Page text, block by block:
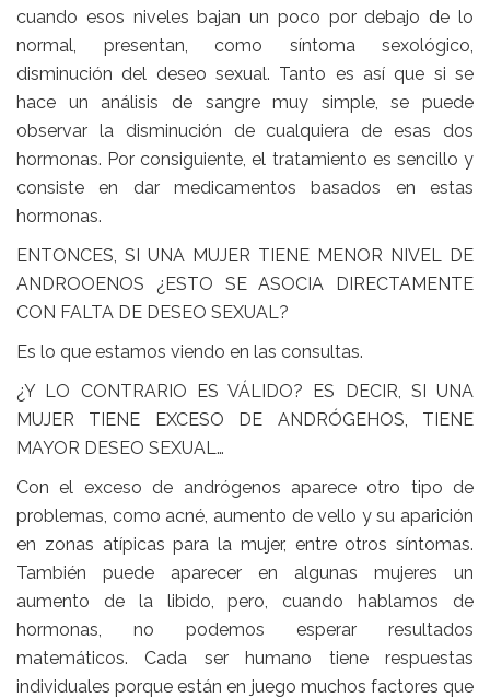
cuando esos niveles bajan un poco por debajo de lo
normal, presentan, como síntoma sexológico,
disminución del deseo sexual. Tanto es así que si se
hace un análisis de sangre muy simple, se puede
observar la disminución de cualquiera de esas dos
hormonas. Por consiguiente, el tratamiento es sencillo y
consiste en dar medicamentos basados en estas
hormonas.
ENTONCES, SI UNA MUJER TIENE MENOR NIVEL DE
ANDROOENOS ¿ESTO SE ASOCIA DIRECTAMENTE
CON FALTA DE DESEO SEXUAL?
Es lo que estamos viendo en las consultas.
¿Y LO CONTRARIO ES VÁLIDO? ES DECIR, SI UNA
MUJER TIENE EXCESO DE ANDRÓGEHOS, TIENE
MAYOR DESEO SEXUAL…
Con el exceso de andrógenos aparece otro tipo de
problemas, como acné, aumento de vello y su aparición
en zonas atípicas para la mujer, entre otros síntomas.
También puede aparecer en algunas mujeres un
aumento de la libido, pero, cuando hablamos de
hormonas, no podemos esperar resultados
matemáticos. Cada ser humano tiene respuestas
individuales porque están en juego muchos factores que